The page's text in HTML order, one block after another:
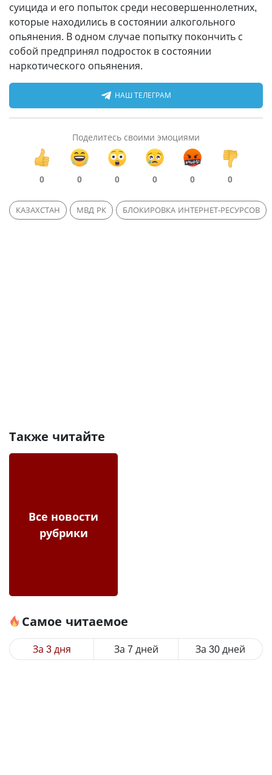
суицида и его попыток среди несовершеннолетних,
которые находились в состоянии алкогольного
опьянения. В одном случае попытку покончить с
собой предпринял подросток в состоянии
наркотического опьянения.
НАШ ТЕЛЕГРАМ
Поделитесь своими эмоциями
0 0 0 0 0 0
КАЗАХСТАН МВД РК БЛОКИРОВКА ИНТЕРНЕТ-РЕСУРСОВ
Также читайте
Все новости
рубрики
Самое читаемое
За 3 дня За 7 дней За 30 дней